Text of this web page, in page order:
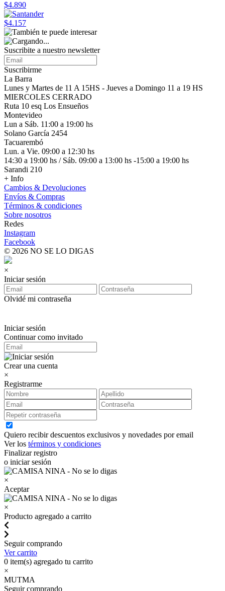
$4.890
$4.157
Suscribite a nuestro newsletter
Suscribirme
La Barra
Lunes y Martes de 11 A 15HS - Jueves a Domingo 11 a 19 HS
MIERCOLES CERRADO
Ruta 10 esq Los Ensueños
Montevideo
Lun a Sáb. 11:00 a 19:00 hs
Solano García 2454
Tacuarembó
Lun. a Vie. 09:00 a 12:30 hs
14:30 a 19:00 hs / Sáb. 09:00 a 13:00 hs -15:00 a 19:00 hs
Sarandi 210
+ Info
Cambios & Devoluciones
Envíos & Compras
Términos & condiciones
Sobre nosotros
Redes
Instagram
Facebook
© 2026 NO SE LO DIGAS
×
Iniciar sesión
Olvidé mi contraseña
Iniciar sesión
Continuar como invitado
Crear una cuenta
×
Registrarme
Quiero recibir descuentos exclusivos y novedades por email
Ver los términos y condiciones
Finalizar registro
o iniciar sesión
×
Aceptar
×
Producto agregado a carrito
Seguir comprando
Ver carrito
0 item(s) agregado tu carrito
×
MUTMA
Seguir comprando